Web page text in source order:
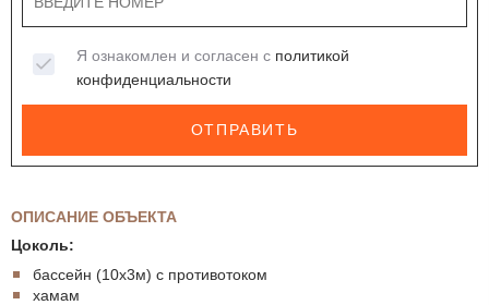
ОПИСАНИЕ ОБЪЕКТА
Цоколь:
бассейн (10х3м) с противотоком
хамам
Я ознакомлен и согласен с политикой
конфиденциальности
ОТПРАВИТЬ